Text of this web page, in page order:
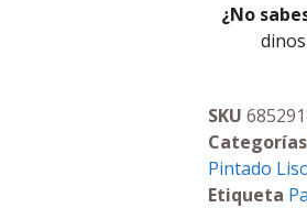
¿No
SKU
Categorías
Pintado
Etiqueta